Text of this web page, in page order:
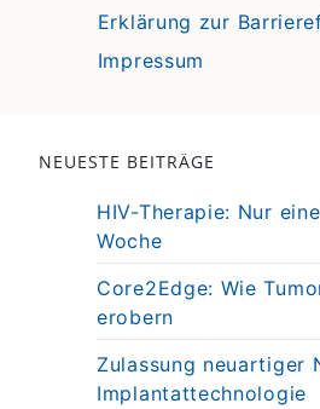
Erklärung zur
Impressum
NEUESTE BEITRÄGE
HIV-Therapie: Nur
Woche
Core2Edge: Wie
erobern
Zulassung neuartiger
Implantattechnologie